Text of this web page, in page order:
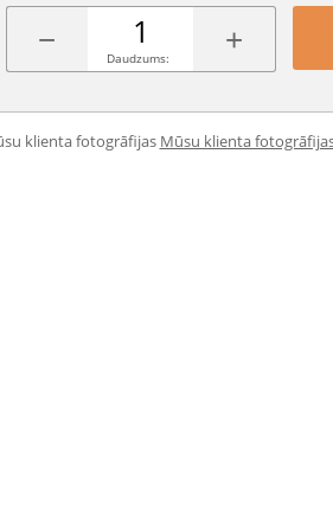
− +
Daudzums:
klienta fotogrāfijas Mūsu klienta